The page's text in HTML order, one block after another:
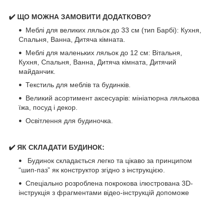
✔️ ЩО МОЖНА ЗАМОВИТИ ДОДАТКОВО?
Меблі для великих ляльок до 33 см (тип Барбі): Кухня,
Спальня, Ванна, Дитяча кімната.
Меблі для маленьких ляльок до 12 см: Вітальня,
Кухня, Спальня, Ванна, Дитяча кімната, Дитячий
майданчик.
Текстиль для меблів та будинків.
Великий асортимент аксесуарів: мініатюрна лялькова
їжа, посуд і декор.
Освітлення для будиночка.
✔️ ЯК СКЛАДАТИ БУДИНОК:
Будинок складається легко та цікаво за принципом
“шип-паз” як конструктор згідно з інструкцією.
Спеціально розроблена покрокова ілюстрована 3D-
інструкція з фрагментами відео-інструкцій допоможе